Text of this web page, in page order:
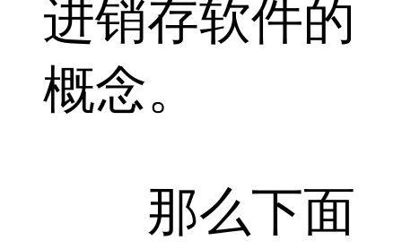
进销存软件的
概念。
那么下面